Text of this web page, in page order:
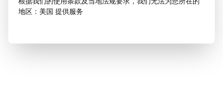
地区：美国 提供服务